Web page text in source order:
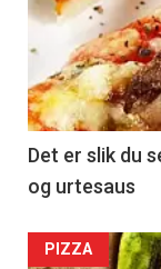
Det er slik du
og urtesaus
PIZZA